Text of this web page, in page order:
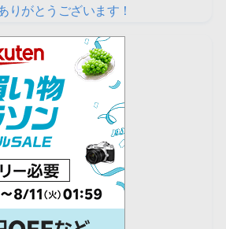
りがとうございます！